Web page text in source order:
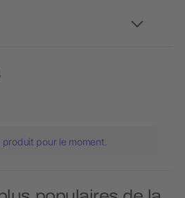
pour le moment.